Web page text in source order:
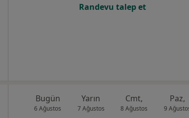
Randevu talep et
Bugün
6 Ağustos
Yarın
7 Ağustos
Cmt,
8 Ağustos
Paz,
9